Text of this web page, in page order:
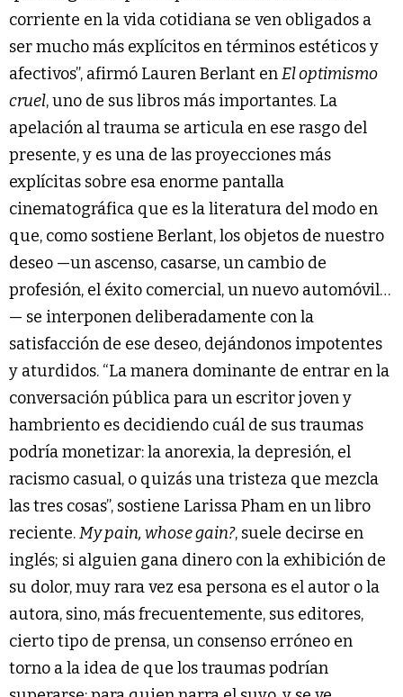
corriente en la vida cotidiana se ven obligados a
ser mucho más explícitos en términos estéticos y
afectivos”, afirmó Lauren Berlant enEl optimismo
cruel, uno de sus libros más importantes. La
apelación al trauma se articula en ese rasgo del
presente, y es una de las proyecciones más
explícitas sobre esa enorme pantalla
cinematográfica que es la literatura del modo en
que, como sostiene Berlant, los objetos de nuestro
deseo —un ascenso, casarse, un cambio de
profesión, el éxito comercial, un nuevo automóvil…
— se interponen deliberadamente con la
satisfacción de ese deseo, dejándonos impotentes
y aturdidos. “La manera dominante de entrar en la
conversación pública para un escritor joven y
hambriento es decidiendo cuál de sus traumas
podría monetizar: la anorexia, la depresión, el
racismo casual, o quizás una tristeza que mezcla
las tres cosas”, sostiene Larissa Pham en un libro
reciente.My pain, whose gain?, suele decirse en
inglés; si alguien gana dinero con la exhibición de
su dolor, muy rara vez esa persona es el autor o la
autora, sino, más frecuentemente, sus editores,
cierto tipo de prensa, un consenso erróneo en
torno a la idea de que los traumas podrían